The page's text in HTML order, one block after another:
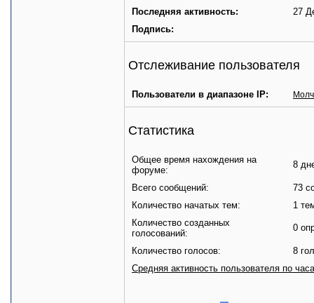
Последняя активность:
27
Подпись:
Отслеживание пользователя
Пользователи в диапазоне IP:
Статистика
Общее время нахождения на
форуме:
8
Всего сообщений:
73
Количество начатых тем:
1
Количество созданных
голосований:
0
Количество голосов:
8
Средняя активность пользователя по